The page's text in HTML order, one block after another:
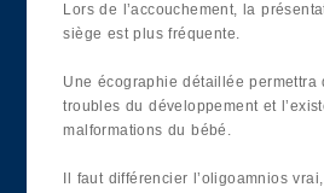
Lors de l’accouchement, la
siège est plus fréquente.
Une écographie détaillée permettra
troubles du développement et
malformations du bébé.
Il faut différencier l’oligoamnios